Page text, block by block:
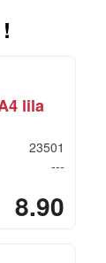
lila
23501
---
8.90